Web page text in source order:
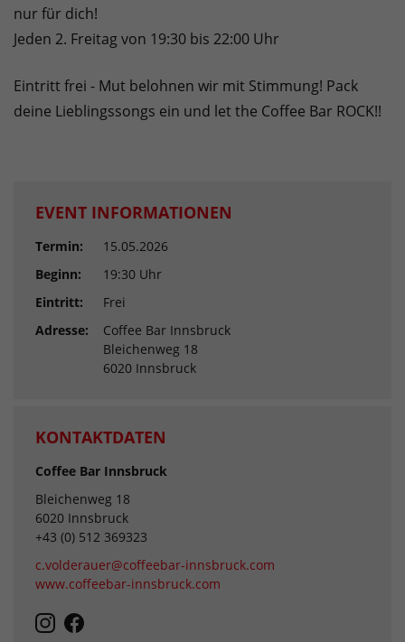
nur für dich!
Jeden 2. Freitag von 19:30 bis 22:00 Uhr
Eintritt frei - Mut belohnen wir mit Stimmung! Pack
deine Lieblingssongs ein und let the Coffee Bar ROCK!!
EVENT INFORMATIONEN
Termin:
15.05.2026
Beginn:
19:30 Uhr
Eintritt:
Frei
Adresse:
Coffee Bar Innsbruck
Bleichenweg 18
6020 Innsbruck
KONTAKTDATEN
Coffee Bar Innsbruck
Bleichenweg 18
6020 Innsbruck
+43 (0) 512 369323
c.volderauer@coffeebar-innsbruck.com
www.coffeebar-innsbruck.com